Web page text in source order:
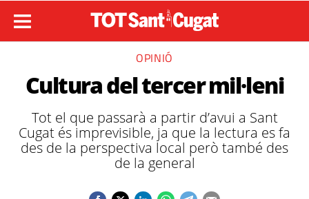
OPINIÓ
Cultura del tercer mil·leni
Tot el que passarà a partir d’avui a Sant
Cugat és imprevisible, ja que la lectura es fa
des de la perspectiva local però també des
de la general